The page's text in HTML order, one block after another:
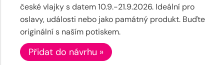
české vlajky s datem 10.9.-21.9.2026. Ideální pro
oslavy, události nebo jako památný produkt. Buďte
originální s naším potiskem.
Přidat do návrhu »